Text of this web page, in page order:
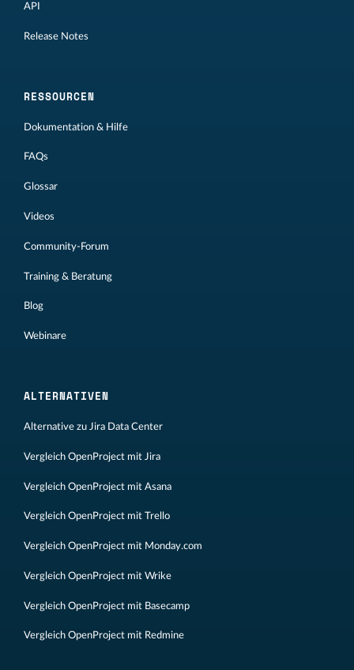
API
Release Notes
RESSOURCEN
Dokumentation & Hilfe
FAQs
Glossar
Videos
Community-Forum
Training & Beratung
Blog
Webinare
ALTERNATIVEN
Alternative zu Jira Data Center
Vergleich OpenProject mit Jira
Vergleich OpenProject mit Asana
Vergleich OpenProject mit Trello
Vergleich OpenProject mit Monday.com
Vergleich OpenProject mit Wrike
Vergleich OpenProject mit Basecamp
Vergleich OpenProject mit Redmine